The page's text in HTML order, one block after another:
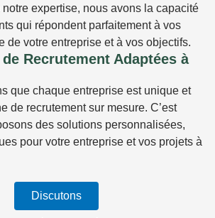
expertise, nous avons la capacité
qui répondent parfaitement à vos
de votre entreprise et à vos objectifs.
Recrutement Adaptées à
que chaque entreprise est unique et
de recrutement sur mesure. C’est
des solutions personnalisées,
pour votre entreprise et vos projets à
Discutons